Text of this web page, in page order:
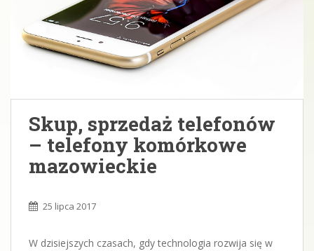
Skup, sprzedaż telefonów
– telefony komórkowe
mazowieckie
25 lipca 2017
W dzisiejszych czasach, gdy technologia rozwija się w